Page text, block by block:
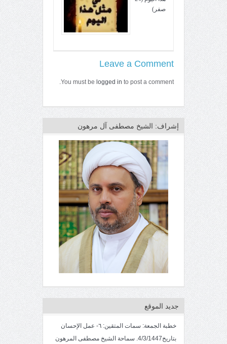
صفر)
Leave a Comment
You must be logged in to post a comment.
إشراف: الشيخ مصطفى آل مرهون
جديد الموقع
خطبة الجمعة: سمات المتقين: ٦- عمل الإحسان
بتاريخ4/3/1447. سماحة الشيخ مصطفى المرهون